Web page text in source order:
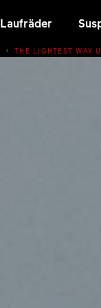
Laufräder
THE LIGHTEST WAY